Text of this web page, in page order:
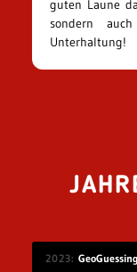
guten Laune
sondern
Unterhaltung!
2023